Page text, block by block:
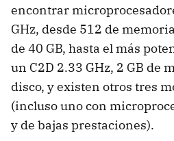
encontrar
GHz, desde 512 de
de 40 GB, hasta el más
un C2D 2.33 GHz, 2 GB de
disco, y existen otros tres
(incluso uno con
y de bajas prestaciones).